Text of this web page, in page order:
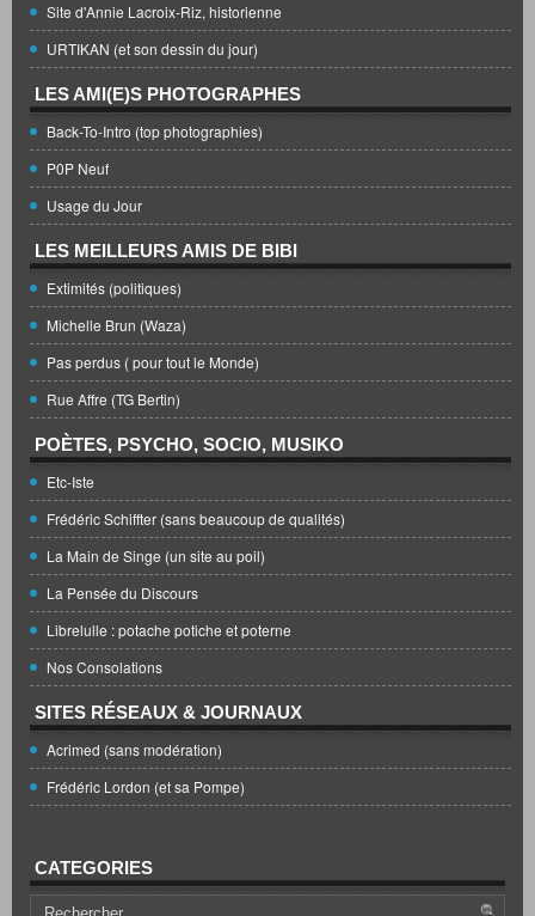
Site d'Annie Lacroix-Riz, historienne
URTIKAN (et son dessin du jour)
LES AMI(E)S PHOTOGRAPHES
Back-To-Intro (top photographies)
P0P Neuf
Usage du Jour
LES MEILLEURS AMIS DE BIBI
Extimités (politiques)
Michelle Brun (Waza)
Pas perdus ( pour tout le Monde)
Rue Affre (TG Bertin)
POÈTES, PSYCHO, SOCIO, MUSIKO
Etc-Iste
Frédéric Schiffter (sans beaucoup de qualités)
La Main de Singe (un site au poil)
La Pensée du Discours
Librelulle : potache potiche et poterne
Nos Consolations
SITES RÉSEAUX & JOURNAUX
Acrimed (sans modération)
Frédéric Lordon (et sa Pompe)
CATEGORIES